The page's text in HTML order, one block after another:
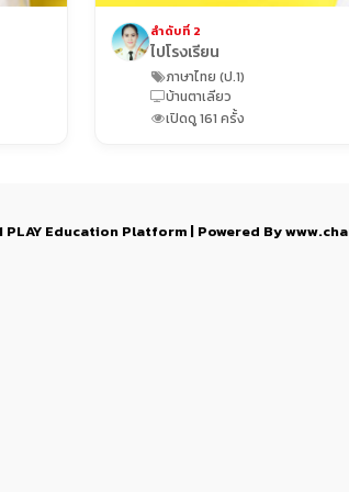
ลำดับที่ 2
ไปโรงเรียน
ภาษาไทย (ป.1)
บ้านตาเลียว
เปิดดู 161 ครั้ง
PLAY Education Platform | Powered By